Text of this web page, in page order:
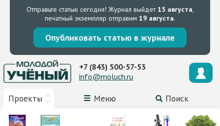
Отправьте статью сегодня! Журнал выйдет15 августа,
печатный экземпляр отправим 19 августа.
Опубликовать статью в журнале
Проекты Меню Поиск
+7 (843) 500-57-53
info@moluch.ru